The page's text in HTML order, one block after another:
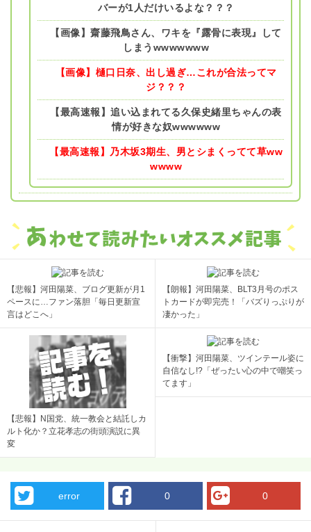
バーが1人だけいるよな？？？
【画像】齋藤飛鳥さん、ワキを『露骨に表現』して
しまうwwwwwww
【画像】樋口日奈、出し過ぎ…これが合法ってマ
ジ？？？
【最高速報】追い込まれてる久保史緒里ちゃんの表
情が好きな奴wwwwww
【最高速報】乃木坂3期生、男とシまくってて草ww
wwww
【悲報】河田陽菜、ブログ更新が月1
ペースに…ファン落胆「毎日更新宣
言はどこへ」
【朗報】河田陽菜、BLT3月号のポス
トカードが即完売！「バズりっぷりが
凄かった」
【悲報】N国党、統一教会と結託しカ
ルト化か？立花孝志の街頭演説に異
変
【衝撃】河田陽菜、ツインテール姿に
自信なし!?「ぜったい心の中で嘲笑っ
てます」
error 0 0